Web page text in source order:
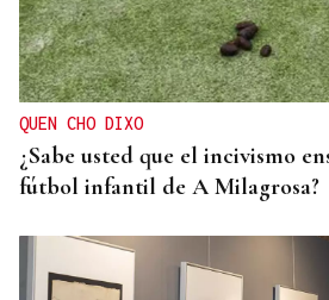
QUEN CHO DIXO
¿Sabe usted que el incivismo
fútbol infantil de A Milagrosa?